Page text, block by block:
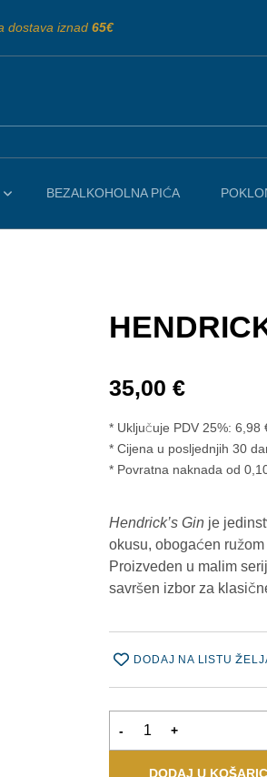
dostava iznad65€
BEZALKOHOLNA PIĆA
35,00 €
* Uključuje PDV 25%: 6,98
Cijena u posljednjih 30
* Povratna naknada od
Hendrick’s Ginje
okusu, obogaćen
Proizveden u malim
savršen izbor za
DODAJ NA LISTU
- +
DODAJ U